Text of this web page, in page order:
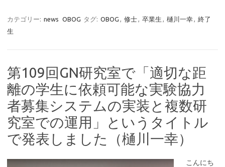
カテゴリー: news OBOG タグ: OBOG , 修士, 卒業生 , 樋川一幸, 終了
生
第109回GN研究室で「適切な距
離の学生に依頼可能な実験協力
者募集システムの実装と複数研
究室での運用」というタイトル
で発表しました（樋川一幸）
こんにち